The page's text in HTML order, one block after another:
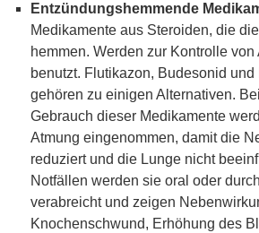
Entzündungshemmende
Medikamente aus Steroiden, die
hemmen. Werden zur Kontrolle
benutzt. Flutikazon, Budesonid
gehören zu einigen Alternativen.
Gebrauch dieser Medikamente
Atmung eingenommen, damit die
reduziert und die Lunge nicht
Notfällen werden sie oral oder
verabreicht und zeigen
Knochenschwund, Erhöhung des